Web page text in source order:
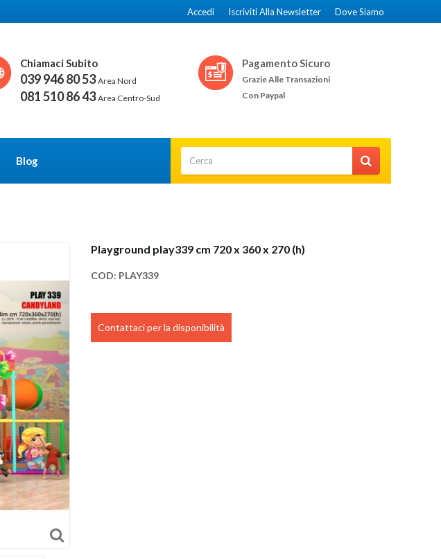
Iscriviti Alla Newsletter Dove Siamo
Accedi
Chiamaci Subito
039 946 80 53 Area Nord
081 510 86 43 Area Centro-Sud
Pagamento Sicuro
Grazie Alle Transazioni
Con Paypal
Blog
Playground play339 cm 720 x 360 x 270 (h)
COD: PLAY339
Contattaci per la disponibilità